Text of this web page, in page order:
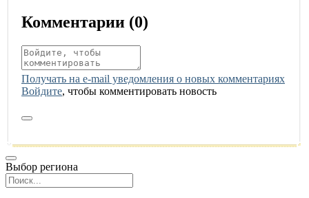
Комментарии (0)
Получать на e‑mail уведомления о новых комментариях
Войдите, чтобы комментировать новость
Выбор региона